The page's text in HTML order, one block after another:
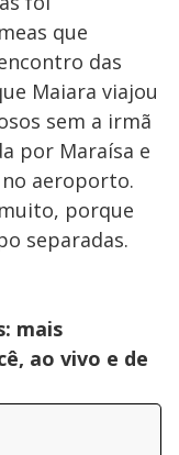
que
das
Maiara viajou
sem a irmã
por Maraísa e
aeroporto.
porque
separadas.
mais
ao vivo e de